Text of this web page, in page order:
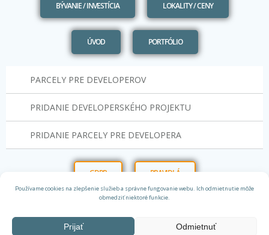
Používame cookies na zlepšenie služieb a správne fungovanie webu. Ich odmietnutie môže
obmedziť niektoré funkcie.
Prijať Odmietnuť
BÝVANIE / INVESTÍCIA LOKALITY / CENY
ÚVOD PORTFÓLIO
PARCELY PRE DEVELOPEROV
PRIDANIE DEVELOPERSKÉHO PROJEKTU
PRIDANIE PARCELY PRE DEVELOPERA
GDPR PRAVIDLÁ